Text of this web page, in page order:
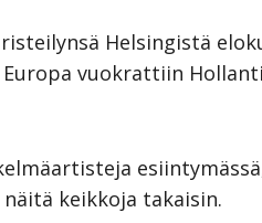
Helsingistä
vuokrattiin
keikkoja takaisin.